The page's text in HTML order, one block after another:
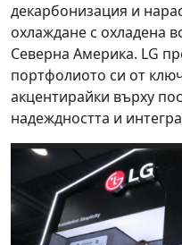
декарбонизация и
охлаждане с охладена
Северна Америка. LG
портфолиото си от
акцентирайки върху
надеждността и